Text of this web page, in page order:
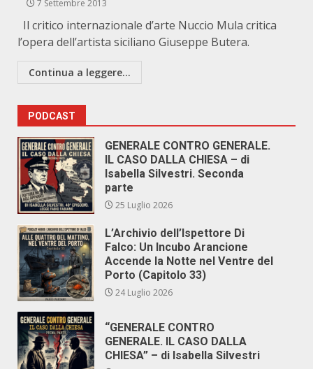
7 Settembre 2013
Il critico internazionale d’arte Nuccio Mula critica
l’opera dell’artista siciliano Giuseppe Butera.
Continua a leggere...
PODCAST
GENERALE CONTRO GENERALE.
IL CASO DALLA CHIESA – di
Isabella Silvestri. Seconda
parte
25 Luglio 2026
L’Archivio dell’Ispettore Di
Falco: Un Incubo Arancione
Accende la Notte nel Ventre del
Porto (Capitolo 33)
24 Luglio 2026
“GENERALE CONTRO
GENERALE. IL CASO DALLA
CHIESA” – di Isabella Silvestri